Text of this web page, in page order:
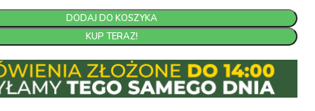
DODAJ DO KOSZYKA
KUP TERAZ!